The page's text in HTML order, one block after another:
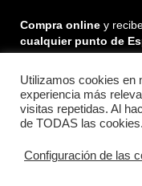
Compra online y
cualquier punto de
Encuéntranos
Utilizamos cookies en
experiencia más
visitas repetidas. Al
de TODAS las cookies.
Configuración de las